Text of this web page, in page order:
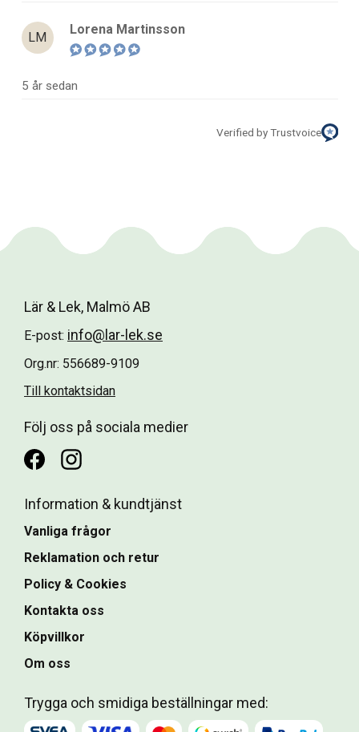
LM
Lorena Martinsson
5 år sedan
Verified by Trustvoice
Lär & Lek, Malmö AB
E-post: info@lar-lek.se
Org.nr: 556689-9109
Till kontaktsidan
Följ oss på sociala medier
Information & kundtjänst
Vanliga frågor
Reklamation och retur
Policy & Cookies
Kontakta oss
Köpvillkor
Om oss
Trygga och smidiga beställningar med: